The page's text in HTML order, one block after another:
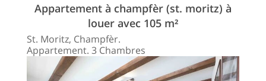
Appartement à champfèr (st. moritz) à
louer avec 105 m²
St. Moritz, Champfèr.
Appartement. 3 Chambres